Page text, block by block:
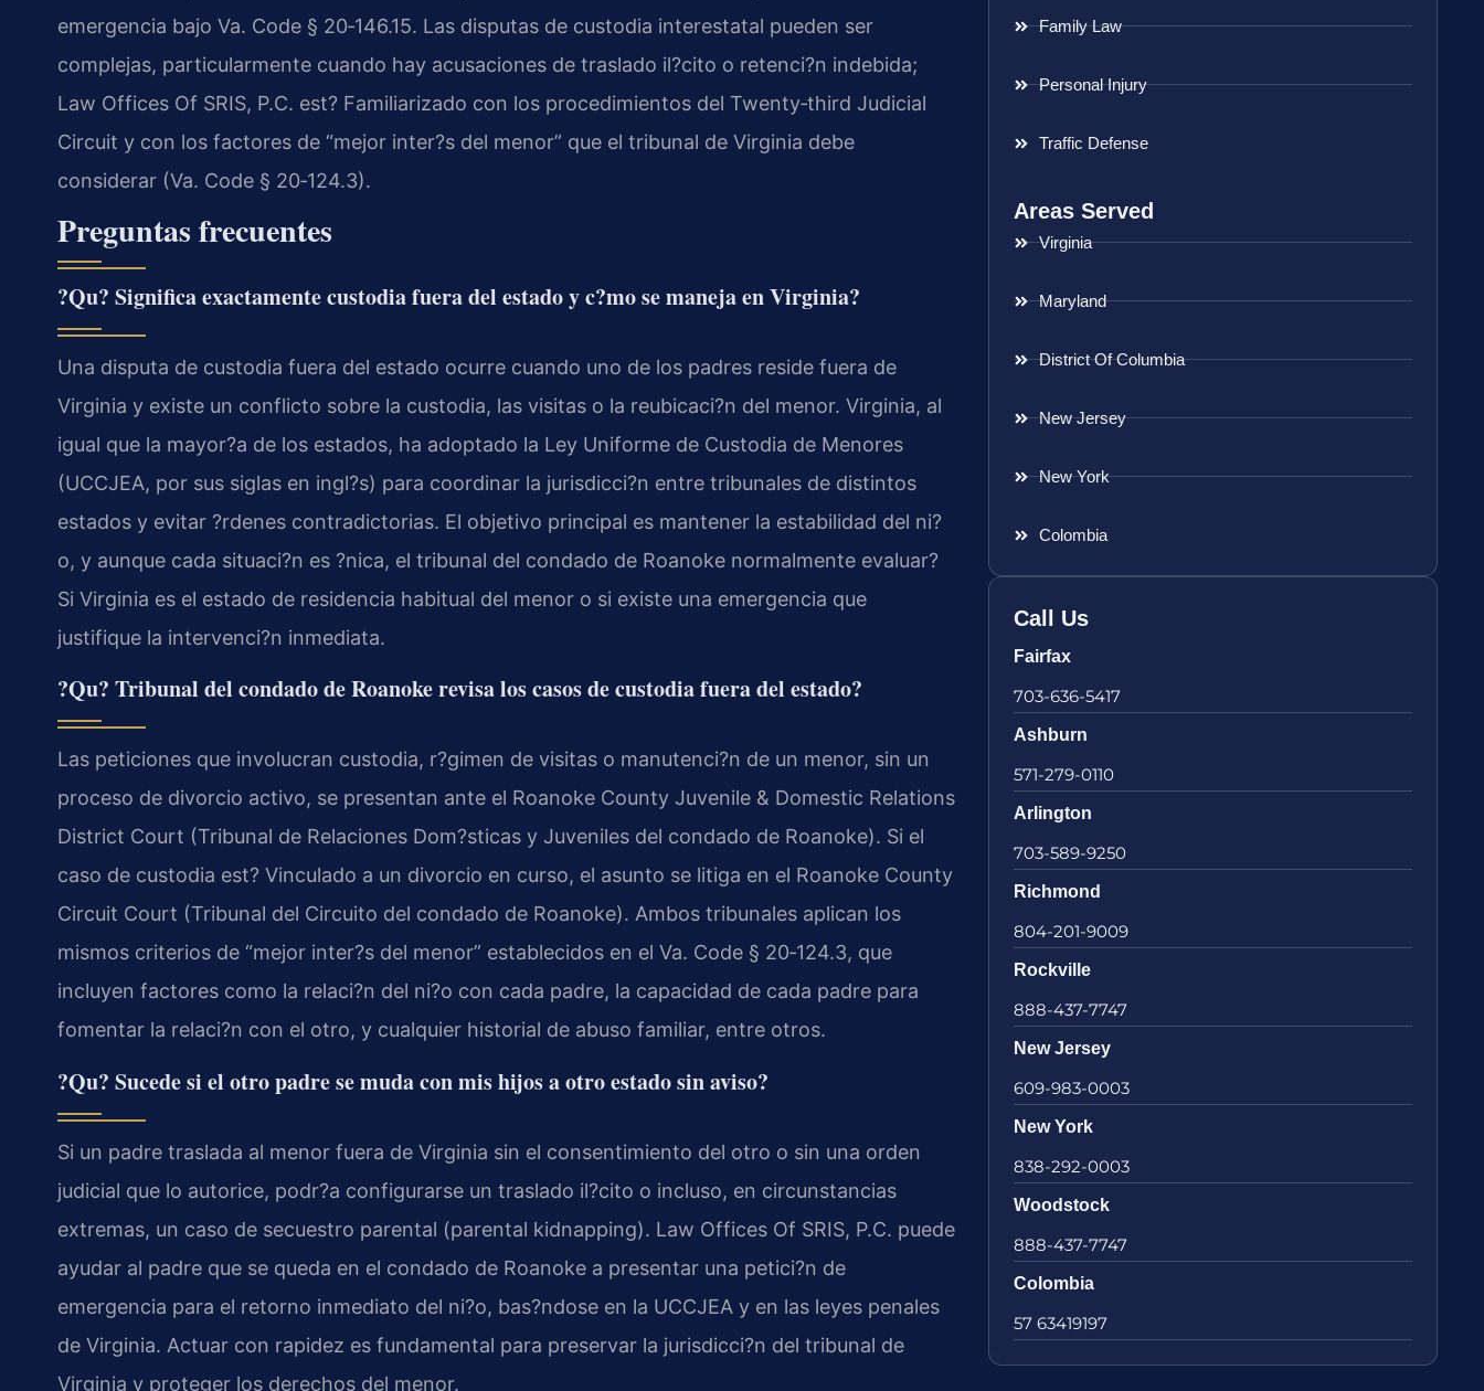
emergencia bajo Va. Code § 20‑146.15. Las disputas de custodia interestatal pueden ser
complejas, particularmente cuando hay acusaciones de traslado il?cito o retenci?n indebida;
Law Offices Of SRIS, P.C. est? Familiarizado con los procedimientos del Twenty‑third Judicial
Circuit y con los factores de “mejor inter?s del menor” que el tribunal de Virginia debe
considerar (Va. Code § 20‑124.3).
Preguntas frecuentes
?Qu? Significa exactamente custodia fuera del estado y c?mo se maneja en Virginia?
Una disputa de custodia fuera del estado ocurre cuando uno de los padres reside fuera de
Virginia y existe un conflicto sobre la custodia, las visitas o la reubicaci?n del menor. Virginia, al
igual que la mayor?a de los estados, ha adoptado la Ley Uniforme de Custodia de Menores
(UCCJEA, por sus siglas en ingl?s) para coordinar la jurisdicci?n entre tribunales de distintos
estados y evitar ?rdenes contradictorias. El objetivo principal es mantener la estabilidad del ni?
o, y aunque cada situaci?n es ?nica, el tribunal del condado de Roanoke normalmente evaluar?
Si Virginia es el estado de residencia habitual del menor o si existe una emergencia que
justifique la intervenci?n inmediata.
?Qu? Tribunal del condado de Roanoke revisa los casos de custodia fuera del estado?
Las peticiones que involucran custodia, r?gimen de visitas o manutenci?n de un menor, sin un
proceso de divorcio activo, se presentan ante el Roanoke County Juvenile & Domestic Relations
District Court (Tribunal de Relaciones Dom?sticas y Juveniles del condado de Roanoke). Si el
caso de custodia est? Vinculado a un divorcio en curso, el asunto se litiga en el Roanoke County
Circuit Court (Tribunal del Circuito del condado de Roanoke). Ambos tribunales aplican los
mismos criterios de “mejor inter?s del menor” establecidos en el Va. Code § 20‑124.3, que
incluyen factores como la relaci?n del ni?o con cada padre, la capacidad de cada padre para
fomentar la relaci?n con el otro, y cualquier historial de abuso familiar, entre otros.
?Qu? Sucede si el otro padre se muda con mis hijos a otro estado sin aviso?
Si un padre traslada al menor fuera de Virginia sin el consentimiento del otro o sin una orden
judicial que lo autorice, podr?a configurarse un traslado il?cito o incluso, en circunstancias
extremas, un caso de secuestro parental (parental kidnapping). Law Offices Of SRIS, P.C. puede
ayudar al padre que se queda en el condado de Roanoke a presentar una petici?n de
emergencia para el retorno inmediato del ni?o, bas?ndose en la UCCJEA y en las leyes penales
de Virginia. Actuar con rapidez es fundamental para preservar la jurisdicci?n del tribunal de
Virginia y proteger los derechos del menor.
Family Law
Personal Injury
Traffic Defense
Areas Served
Virginia
Maryland
District Of Columbia
New Jersey
New York
Colombia
Call Us
Fairfax
703-636-5417
Ashburn
571-279-0110
Arlington
703-589-9250
Richmond
804-201-9009
Rockville
888-437-7747
New Jersey
609-983-0003
New York
838-292-0003
Woodstock
888-437-7747
Colombia
57 63419197